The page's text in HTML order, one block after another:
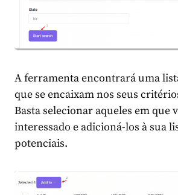
A ferramenta encontrará uma
que se encaixam nos seus
Basta selecionar aqueles em que
interessado e adicioná-los à sua
potenciais.